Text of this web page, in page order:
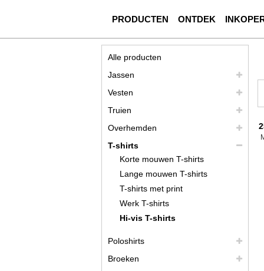
PRODUCTEN ONTDEK
Alle producten
Jassen
Vesten
Truien
Overhemden
T-shirts
Korte mouwen T-shirts
Lange mouwen T-shirts
T-shirts met print
Werk T-shirts
Hi-vis T-shirts
Poloshirts
Broeken